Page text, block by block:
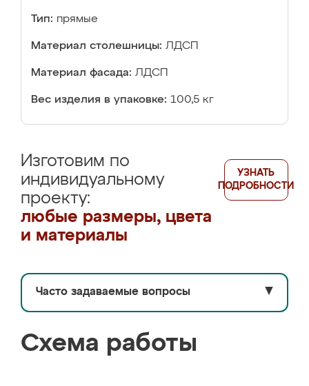
Тип: прямые
Материал столешницы: ЛДСП
Материал фасада: ЛДСП
Вес изделия в упаковке: 100,5 кг
Изготовим по
индивидуальному
проекту:
любые размеры, цвета
и материалы
УЗНАТЬ
ПОДРОБНОСТИ
Часто задаваемые вопросы ▼
Схема работы